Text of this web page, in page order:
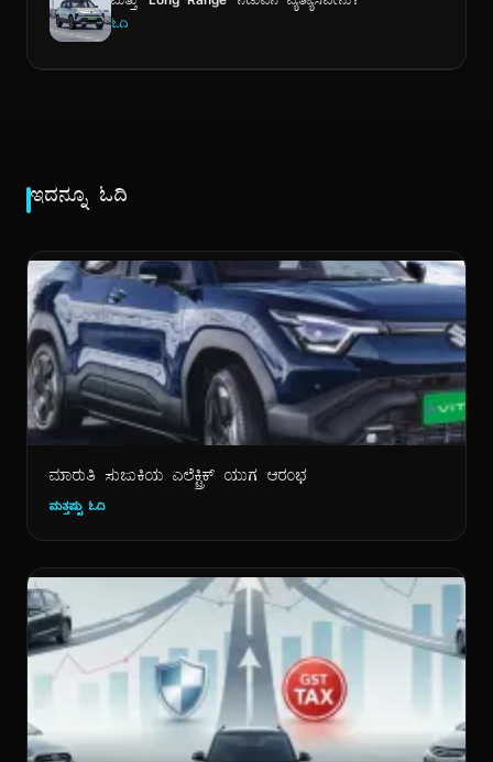
ಓದಿ
ಇದನ್ನೂ ಓದಿ
ಮಾರುತಿ ಸುಜುಕಿಯ ಎಲೆಕ್ಟ್ರಿಕ್ ಯುಗ ಆರಂಭ
ಮತ್ತಷ್ಟು ಓದಿ